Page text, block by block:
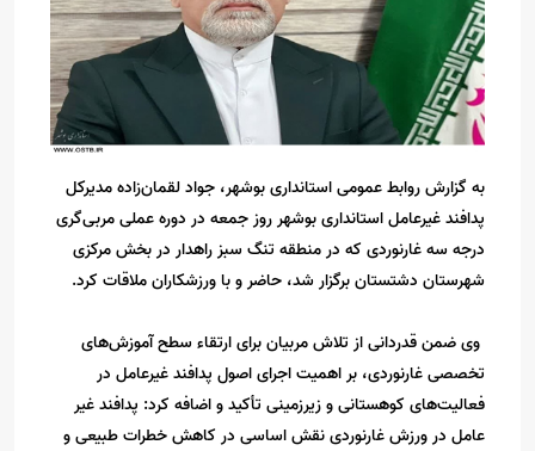
به گزارش روابط عمومی استانداری بوشهر، جواد لقمان‌زاده مدیرکل
پدافند غیرعامل استانداری بوشهر روز جمعه در دوره عملی مربی‌گری
درجه سه غارنوردی که در منطقه تنگ سبز راهدار در بخش مرکزی
شهرستان دشتستان برگزار شد، حاضر و با ورزشکاران ملاقات کرد.
وی ضمن قدردانی از تلاش مربیان برای ارتقاء سطح آموزش‌های
تخصصی غارنوردی، بر اهمیت اجرای اصول پدافند غیرعامل در
فعالیت‌های کوهستانی و زیرزمینی تأکید و اضافه کرد: پدافند غیر
عامل در ورزش غارنوردی نقش اساسی در کاهش خطرات طبیعی و